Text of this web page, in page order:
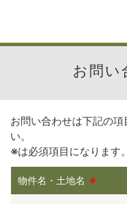
お問い
お問い合わせは下記の
い。
※は必須項目になります。
物件名・土地名 ※